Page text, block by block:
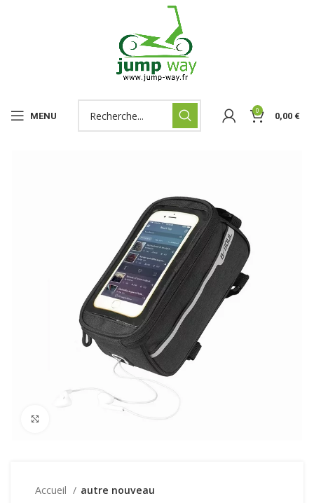
MENU 0 0,00 €
Accueil autre nouveau